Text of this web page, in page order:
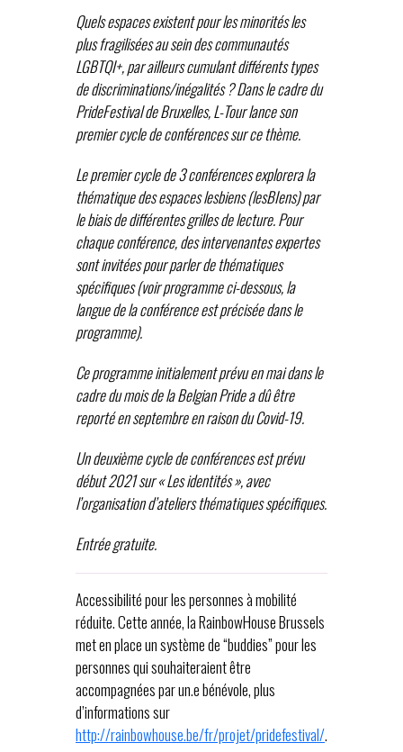
Quels espaces existent pour les minorités les
plus fragilisées au sein des communautés
LGBTQI+, par ailleurs cumulant différents types
de discriminations/inégalités ? Dans le cadre du
PrideFestival de Bruxelles, L-Tour lance son
premier cycle de conférences sur ce thème.
Le premier cycle de 3 conférences explorera la
thématique des espaces lesbiens (lesBIens) par
le biais de différentes grilles de lecture. Pour
chaque conférence, des intervenantes expertes
sont invitées pour parler de thématiques
spécifiques (voir programme ci-dessous, la
langue de la conférence est précisée dans le
programme).
Ce programme initialement prévu en mai dans le
cadre du mois de la Belgian Pride a dû être
reporté en septembre en raison du Covid-19.
Un deuxième cycle de conférences est prévu
début 2021 sur « Les identités », avec
l’organisation d’ateliers thématiques spécifiques.
Entrée gratuite.
Accessibilité pour les personnes à mobilité
réduite. Cette année, la RainbowHouse Brussels
met en place un système de “buddies” pour les
personnes qui souhaiteraient être
accompagnées par un.e bénévole, plus
d’informations sur
http://rainbowhouse.be/fr/projet/pridefestival/.